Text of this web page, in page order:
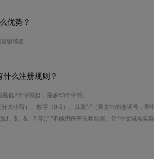
优势？
级域名
么注册规则？
低2个字符起，最多63个字符。
大小写）、数字（0-9）、以及"-"（英文中的连词号，即
!、$、&、? 等),"-"不能用作开头和结尾。注*中文域名实